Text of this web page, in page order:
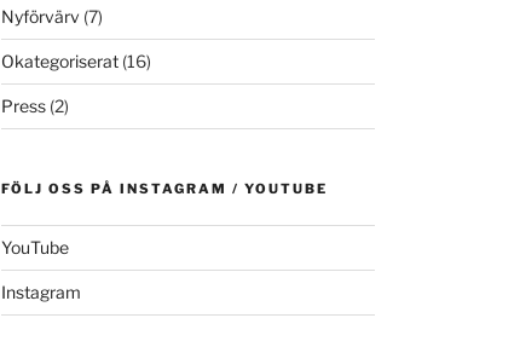
Nyförvärv (7)
Okategoriserat(16)
Press(2)
FÖLJ OSS PÅ INSTAGRAM / YOUTUBE
YouTube
Instagram